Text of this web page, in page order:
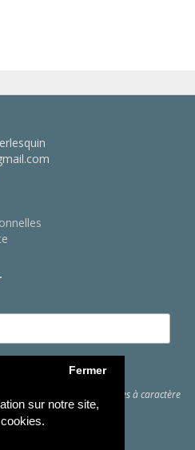
sur notre site,
Fermer
les traitements de données à caractère